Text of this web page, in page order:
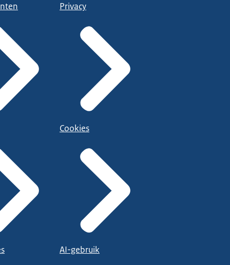
Privacy
Cookies
AI-gebruik